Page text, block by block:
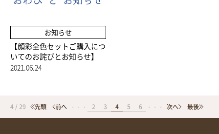
お知らせ
【顔彩全色セットご購入につ
いてのお詫びとお知らせ】
2021.06.24
4 / 29 先頭 前へ ・・・ 2 3 4 5 6 ・・・ 次へ 最後